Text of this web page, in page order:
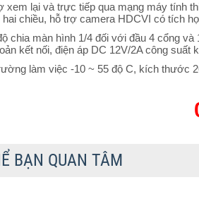
xem lại và trực tiếp qua mạng máy tính
hai chiều, hỗ trợ camera HDCVI có tích
chia màn hình 1/4 đối với đầu 4 cổng
kết nối, điện áp DC 12V/2A công suất
làm việc -10 ~ 55 độ C, kích thước
BẠN QUAN TÂM